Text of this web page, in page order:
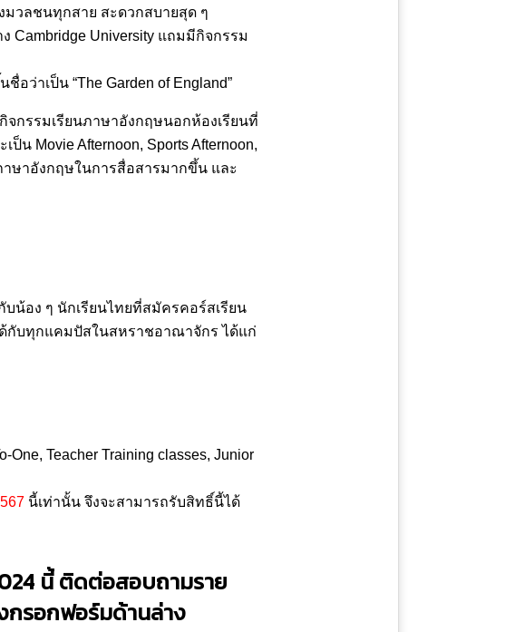
วลชนทุกสาย สะดวกสบายสุด ๆ
Cambridge University แถมมีกิจกรรม
อว่าเป็น “The Garden of England”
จกรรมเรียนภาษาอังกฤษนอกห้องเรียนที่
น Movie Afternoon, Sports Afternoon,
าษาอังกฤษในการสื่อสารมากขึ้น และ
น้อง ๆ นักเรียนไทยที่สมัครคอร์สเรียน
กับทุกแคมปัสในสหราชอาณาจักร ได้แก่
Teacher Training classes, Junior
นี้เท่านั้น จึงจะสามารถรับสิทธิ์นี้ได้
นี้ ติดต่อสอบถามราย
กรอกฟอร์มด้านล่าง